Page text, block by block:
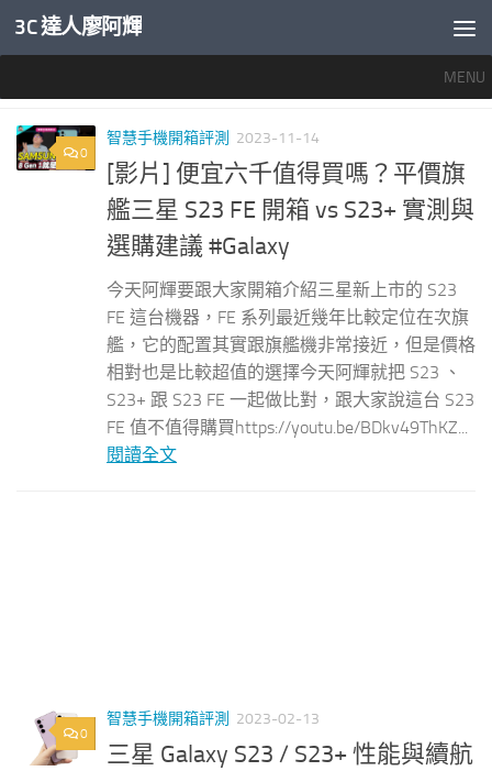
內文下方
3C 達人廖阿輝
MENU
0
智慧手機開箱評測 2023-11-14
[影片] 便宜六千值得買嗎？平價旗
艦三星 S23 FE 開箱 vs S23+ 實測與
選購建議 #Galaxy
今天阿輝要跟大家開箱介紹三星新上市的 S23
FE 這台機器，FE 系列最近幾年比較定位在次旗
艦，它的配置其實跟旗艦機非常接近，但是價格
相對也是比較超值的選擇今天阿輝就把 S23 、
S23+ 跟 S23 FE 一起做比對，跟大家說這台 S23
FE 值不值得購買https://youtu.be/BDkv49ThKZ...
閱讀全文
0
智慧手機開箱評測 2023-02-13
三星 Galaxy S23 / S23+ 性能與續航